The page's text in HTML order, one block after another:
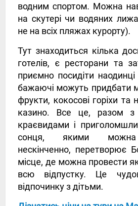
водним спортом. Можна
на скутері чи водяних
не на всіх пляжах курорту).
Тут знаходиться кілька
готелів, є ресторани та
приємно посидіти
бажаючі можуть придбати
фрукти, кокосові горіхи та
казино. Все це, разом з
краєвидами і
сонця, якими можна
нескінченно, перетворює
місце, де можна провести як
всю відпустку. Це
відпочинку з дітьми.